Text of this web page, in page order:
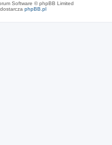
Software © phpBB Limited
phpBB.pl